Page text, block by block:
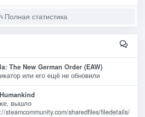
Полная статистика
The New German Order (EAW)
или его ещё не обновили
вышло
steamcommunity.com/sharedfiles/filedetails/